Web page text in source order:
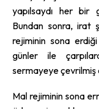
yapılsaydı her bir
Bundan sonra, irat
rejiminin sona
günler ile
sermayeye çevrilmiş
Mal rejiminin sona